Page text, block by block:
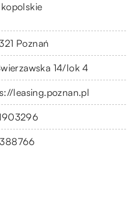
Poznań
14/lok 4
leasing.poznan.pl